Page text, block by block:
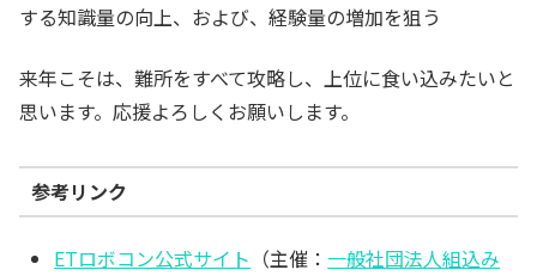
する知識量の向上、および、経験量の増加を狙う
来年こそは、難所をすべて攻略し、上位に食い込みたいと
思います。応援よろしくお願いします。
参考リンク
ETロボコン公式サイト （主催： 一般社団法人組込み